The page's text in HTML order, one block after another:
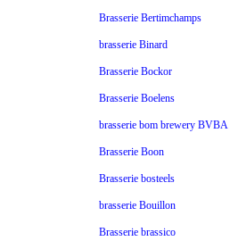
Brasserie Bertimchamps
brasserie Binard
Brasserie Bockor
Brasserie Boelens
brasserie bom brewery BVBA
Brasserie Boon
Brasserie bosteels
brasserie Bouillon
Brasserie brassico